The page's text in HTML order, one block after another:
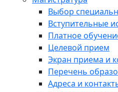
Выбор
Вступительные
Платное
Целевой прием
Экран приема и
Перечень
Адреса и